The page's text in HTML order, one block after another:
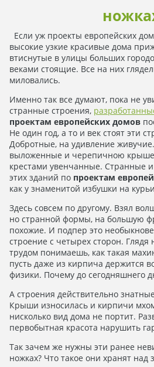
Если уж проекты европейских
высокие узкие красивые дома
втиснутые в улицы больших
веками стоящие. Все на них
миловались.
Именно так все думают, пока не
странные строения,
проектам европейских домов
Не один год, а то и век стоят эти
Добротные, на удивление
выложенные и черепичною
крестами увенчанные. Странные
этих зданий по проектам
как у знаменитой избушки на
Здесь совсем по другому. Взял
но странной формы, на большую
похожие. И подпер это
строение с четырех сторон. Глядя
трудом понимаешь, как такая
пусть даже из кирпича держится
физики. Почему до сегодняшнего
А строения действительно
Крыши износилась и кирпичи
нисколько вид дома не портит.
первобытная красота нарушить
Так зачем же нужны эти ранее
ножках? Что такое они хранят над